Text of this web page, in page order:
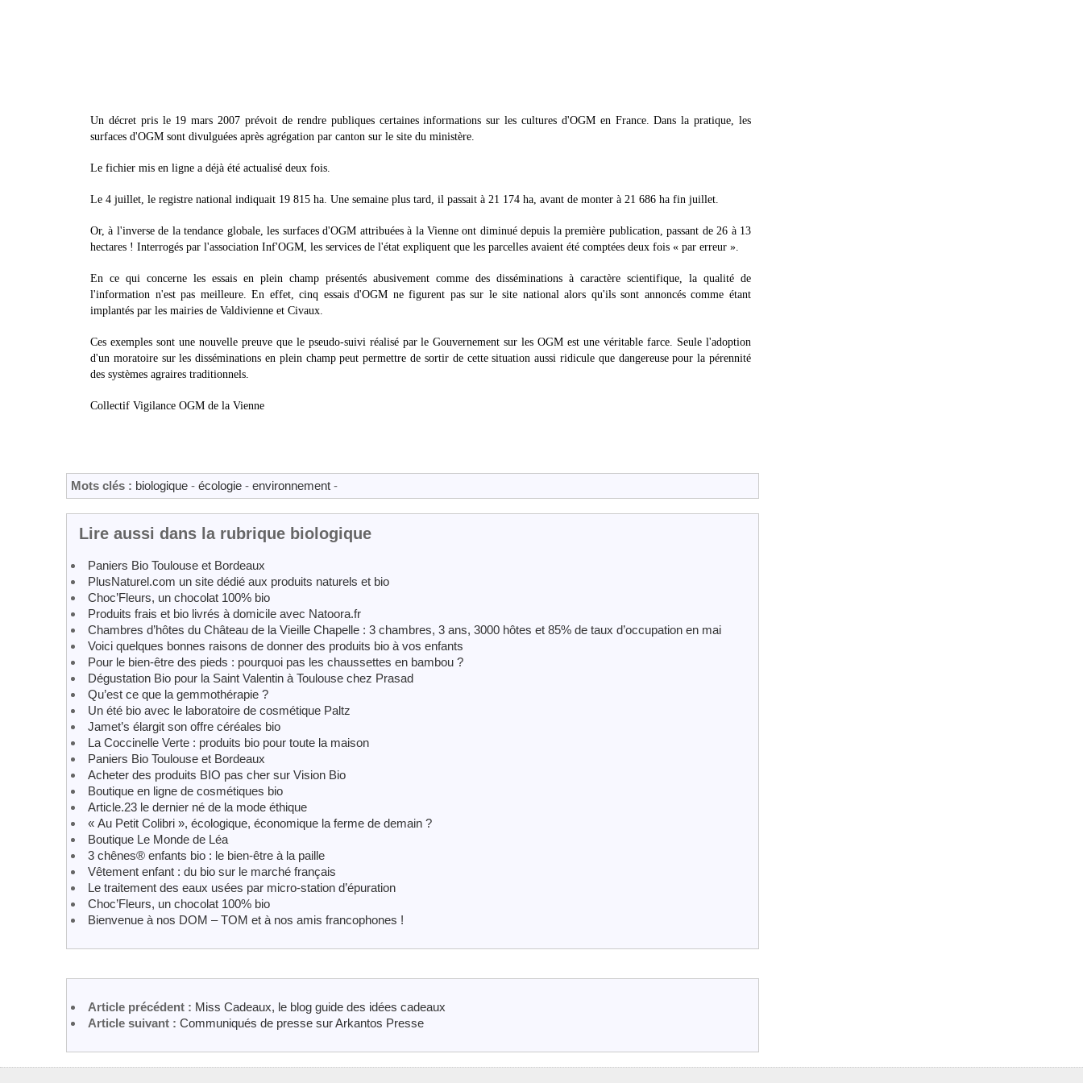
Un décret pris le 19 mars 2007 prévoit de rendre publiques certaines informations sur les cultures d'OGM en France. Dans la pratique, les
surfaces d'OGM sont divulguées après agrégation par canton sur le site du ministère.
Le fichier mis en ligne a déjà été actualisé deux fois.
Le 4 juillet, le registre national indiquait 19 815 ha. Une semaine plus tard, il passait à 21 174 ha, avant de monter à 21 686 ha fin juillet.
Or, à l'inverse de la tendance globale, les surfaces d'OGM attribuées à la Vienne ont diminué depuis la première publication, passant de 26 à 13
hectares ! Interrogés par l'association Inf'OGM, les services de l'état expliquent que les parcelles avaient été comptées deux fois « par erreur ».
En ce qui concerne les essais en plein champ présentés abusivement comme des disséminations à caractère scientifique, la qualité de
l'information n'est pas meilleure. En effet, cinq essais d'OGM ne figurent pas sur le site national alors qu'ils sont annoncés comme étant
implantés par les mairies de Valdivienne et Civaux.
Ces exemples sont une nouvelle preuve que le pseudo-suivi réalisé par le Gouvernement sur les OGM est une véritable farce. Seule l'adoption
d'un moratoire sur les disséminations en plein champ peut permettre de sortir de cette situation aussi ridicule que dangereuse pour la pérennité
des systèmes agraires traditionnels.
Collectif Vigilance OGM de la Vienne
Mots clés : biologique - écologie - environnement -
Lire aussi dans la rubrique biologique
Paniers Bio Toulouse et Bordeaux
PlusNaturel.com un site dédié aux produits naturels et bio
Choc’Fleurs, un chocolat 100% bio
Produits frais et bio livrés à domicile avec Natoora.fr
Chambres d’hôtes du Château de la Vieille Chapelle : 3 chambres, 3 ans, 3000 hôtes et 85% de taux d’occupation en mai
Voici quelques bonnes raisons de donner des produits bio à vos enfants
Pour le bien-être des pieds : pourquoi pas les chaussettes en bambou ?
Dégustation Bio pour la Saint Valentin à Toulouse chez Prasad
Qu’est ce que la gemmothérapie ?
Un été bio avec le laboratoire de cosmétique Paltz
Jamet’s élargit son offre céréales bio
La Coccinelle Verte : produits bio pour toute la maison
Paniers Bio Toulouse et Bordeaux
Acheter des produits BIO pas cher sur Vision Bio
Boutique en ligne de cosmétiques bio
Article.23 le dernier né de la mode éthique
« Au Petit Colibri », écologique, économique la ferme de demain ?
Boutique Le Monde de Léa
3 chênes® enfants bio : le bien-être à la paille
Vêtement enfant : du bio sur le marché français
Le traitement des eaux usées par micro-station d’épuration
Choc’Fleurs, un chocolat 100% bio
Bienvenue à nos DOM – TOM et à nos amis francophones !
Article précédent : Miss Cadeaux, le blog guide des idées cadeaux
Article suivant : Communiqués de presse sur Arkantos Presse